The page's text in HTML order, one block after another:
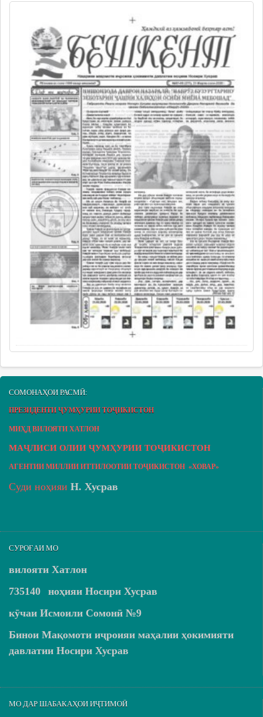
СОМОНАҲОИ РАСМӢ:
ПРЕЗИДЕНТИ ҶУМҲУРИИ ТОҶИКИСТОН
МИҲД ВИЛОЯТИ ХАТЛОН
МАҶЛИСИ ОЛИИ ҶУМҲУРИИ ТОҶИКИСТОН
АГЕНТИИ МИЛЛИИ ИТТИЛООТИИ ТОҶИКИСТОН «ХОВАР»
Суди ноҳияи Н. Хусрав
СУРОҒАИ МО
вилояти Хатлон
735140
ноҳияи Носири Хусрав
кӯчаи Исмоили Сомонӣ №9
Бинои Мақомоти иҷроияи маҳалии ҳокимияти
давлатии Носири Хусрав
МО ДАР ШАБАКАҲОИ ИҶТИМОӢ